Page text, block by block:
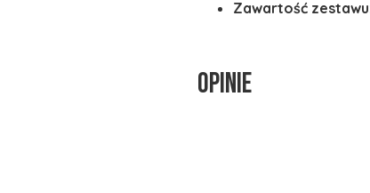
Zawartość
Opinie